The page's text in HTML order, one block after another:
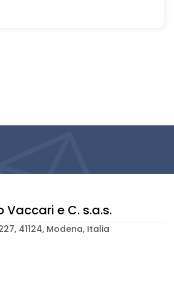
Vaccari e C. s.a.s.
41124, Modena, Italia